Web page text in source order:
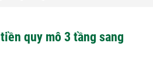
quy mô 3 tầng sang